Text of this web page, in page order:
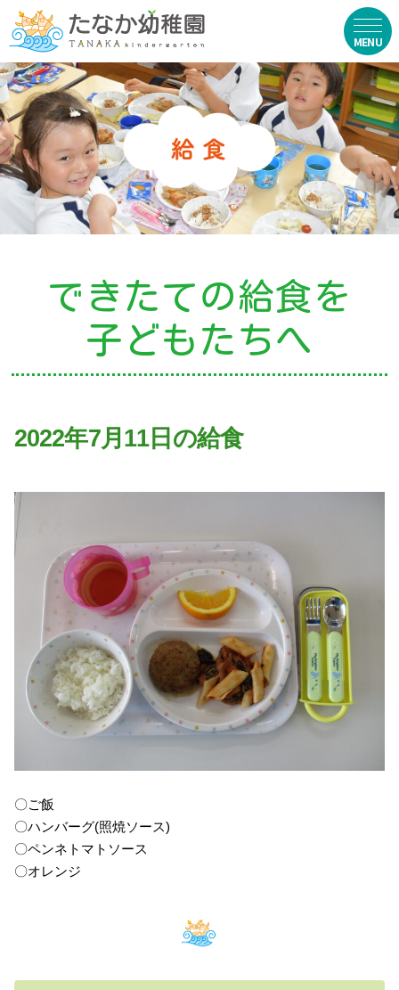
在園生向け
・資料ダウンロード
・園からのお便り
・動画
お知らせ
・ニュース
・ブログ
・園の特色
・アクセス
入園案内
子育て支援
未就園児教室
課外授業
できたての給食を
子どもたちへ
2022年7月11日の給食
〇ご飯
〇ハンバーグ(照焼ソース)
〇ペンネトマトソース
〇オレンジ